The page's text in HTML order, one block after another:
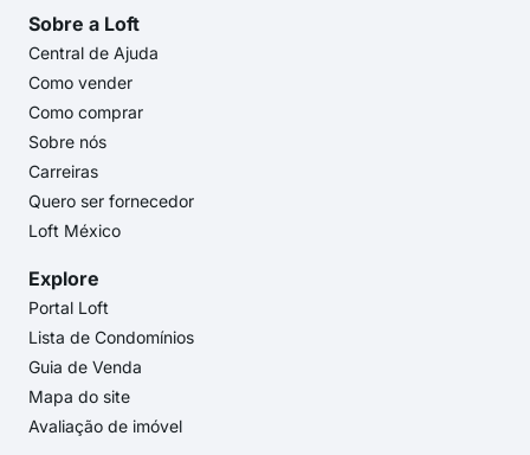
Sobre a Loft
Central de Ajuda
Como vender
Como comprar
Sobre nós
Carreiras
Quero ser fornecedor
Loft México
Explore
Portal Loft
Lista de Condomínios
Guia de Venda
Mapa do site
Avaliação de imóvel